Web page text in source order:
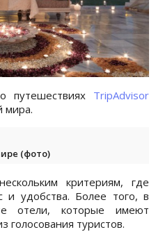
путешествиях TripAdvisor
мира.
(фото)
критериям, где
и удобства. Более того, в
отели, которые имеют
голосования туристов.